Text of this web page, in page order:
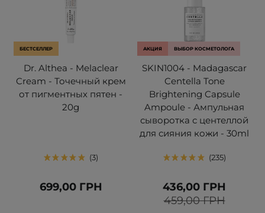
БЕСТСЕЛЛЕР
Dr. Althea - Melaclear
Cream - Точечный крем
от пигментных пятен -
20g
3
699,00 ГРН
АКЦИЯ ВЫБОР КОСМЕТОЛОГА
SKIN1004 - Madagascar
Centella Tone
Brightening Capsule
Ampoule - Ампульная
сыворотка с центеллой
для сияния кожи - 30ml
235
459,00 ГРН
436,00 ГРН